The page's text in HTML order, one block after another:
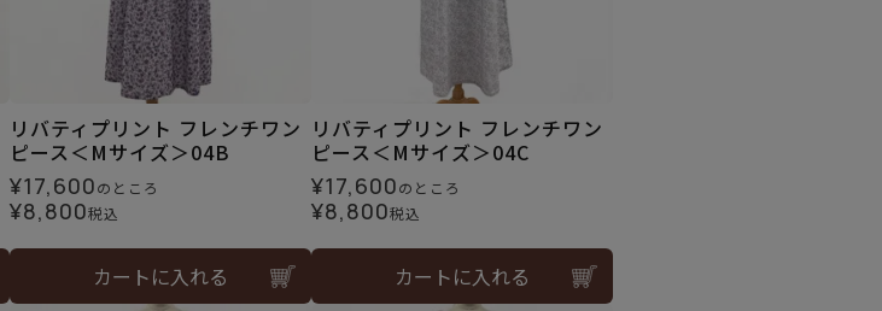
リバティプリント フレンチワン
ピース＜Mサイズ＞04B
¥17,600のところ
¥8,800税込
カートに入れる
リバティプリント フレンチワン
ピース＜Mサイズ＞04C
¥17,600のところ
¥8,800税込
カートに入れる